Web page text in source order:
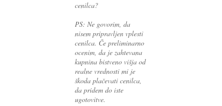
cenilca?
PS: Ne govorim, da
nisem pripravljen vplesti
cenilca. Če preliminarno
ocenim, da je zahtevana
kupnina bistveno višja od
realne vrednosti mi je
škoda plačevati cenilca,
da pridem do iste
ugotovitve.